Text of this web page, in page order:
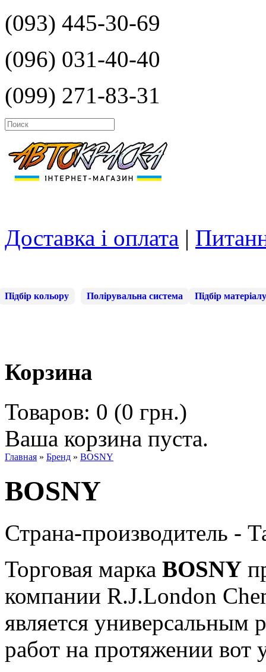
(093) 445-30-69
(096) 031-40-40
(099) 271-83-31
Доставка і оплата |
Підбір кольору Полірувальна система Підбір матеріалу
Корзина
Товаров: 0 (0 грн.)
Ваша корзина пуста.
Главная » Бренд » BOSNY
BOSNY
Страна-производитель -
Торговая марка BOSNY
компании R.J.London
является
работ на протяжении вот